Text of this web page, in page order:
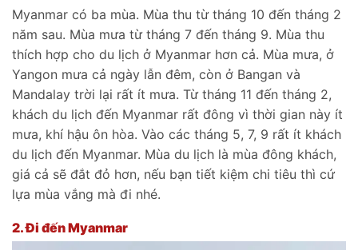
Myanmar có ba mùa. Mùa thu từ tháng 10 đến tháng 2
năm sau. Mùa mưa từ tháng 7 đến tháng 9. Mùa thu
thích hợp cho du lịch ở Myanmar hơn cả. Mùa mưa, ở
Yangon mưa cả ngày lẫn đêm, còn ở Bangan và
Mandalay trời lại rất ít mưa. Từ tháng 11 đến tháng 2,
khách du lịch đến Myanmar rất đông vì thời gian này ít
mưa, khí hậu ôn hòa. Vào các tháng 5, 7, 9 rất ít khách
du lịch đến Myanmar. Mùa du lịch là mùa đông khách,
giá cả sẽ đắt đỏ hơn, nếu bạn tiết kiệm chi tiêu thì cứ
lựa mùa vắng mà đi nhé.
2.Đi đến Myanmar